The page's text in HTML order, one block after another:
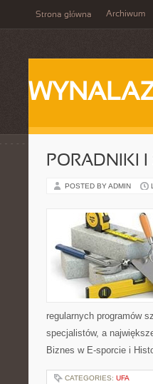
Strona główna Archiwum
PORADNIKI I
POSTED BY ADMIN
regularnych programów
specjalistów, a
Biznes w E-sporcie i
CATEGORIES: UFA